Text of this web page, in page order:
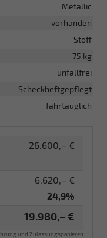
Metallic
vorhanden
Stoff
75 kg
unfallfrei
Scheckheftgepflegt
fahrtauglich
26.600,– €
6.620,– €
24,9%
19.980,– €
und Zulassungspapieren